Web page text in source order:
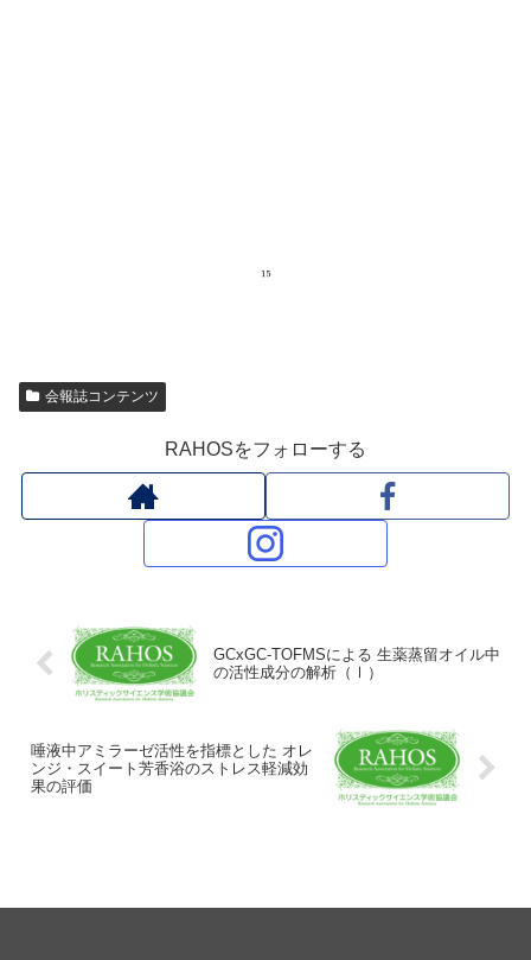
会報誌コンテンツ
RAHOSをフォローする
GCxGC-TOFMSによる 生薬蒸留オイル中
の活性成分の解析（Ⅰ）
唾液中アミラーゼ活性を指標とした オレ
ンジ・スイート芳香浴のストレス軽減効
果の評価